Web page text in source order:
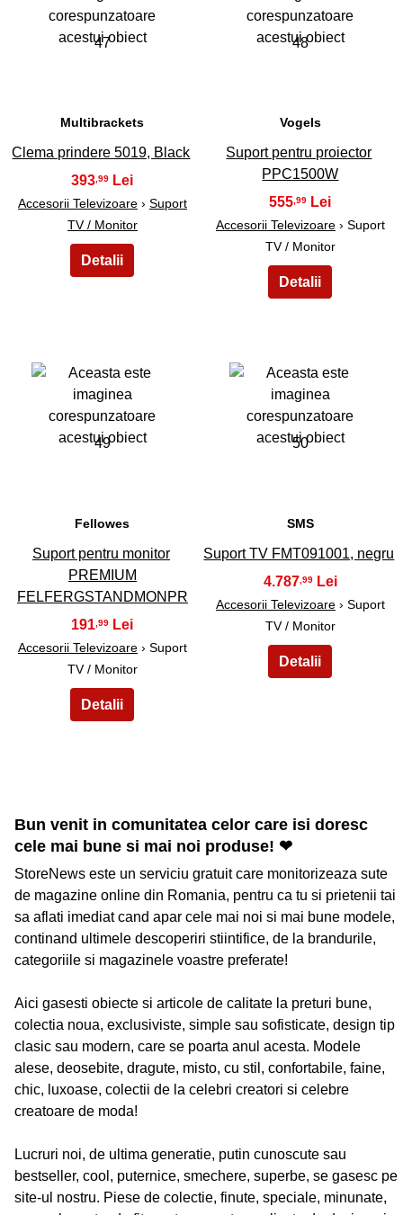
47
Multibrackets
Clema prindere 5019, Black
393 ,99
Accesorii Televizoare› Suport
TV / Monitor
48
Vogels
Suport pentru proiector
PPC1500W
555 ,99
Accesorii Televizoare› Suport
TV / Monitor
49
Fellowes
Suport pentru monitor
PREMIUM
FELFERGSTANDMONPR
191 ,99
Accesorii Televizoare› Suport
TV / Monitor
50
SMS
Suport TV FMT091001, negru
4.787,99
Accesorii Televizoare› Suport
TV / Monitor
Bun venit in comunitatea celor care isi doresc
cele mai bune si mai noi produse! ❤
StoreNews este un serviciu gratuit care monitorizeaza sute
de magazine online din Romania, pentru ca tu si prietenii tai
sa aflati imediat cand apar cele mai noi si mai bune modele,
continand ultimele descoperiri stiintifice, de la brandurile,
categoriile si magazinele voastre preferate!
Aici gasesti obiecte si articole de calitate la preturi bune,
colectia noua, exclusiviste, simple sau sofisticate, design tip
clasic sau modern, care se poarta anul acesta. Modele
alese, deosebite, dragute, misto, cu stil, confortabile, faine,
chic, luxoase, colectii de la celebri creatori si celebre
creatoare de moda!
Lucruri noi, de ultima generatie, putin cunoscute sau
bestseller, cool, puternice, smechere, superbe, se gasesc pe
site-ul nostru. Piese de colectie, finute, speciale, minunate,